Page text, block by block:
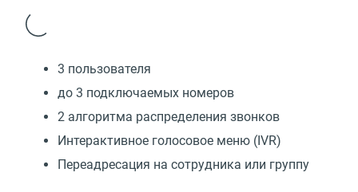
3 пользователя
до 3 подключаемых номеров
2 алгоритма распределения звонков
Интерактивное голосовое меню (IVR)
Переадресация на сотрудника или группу